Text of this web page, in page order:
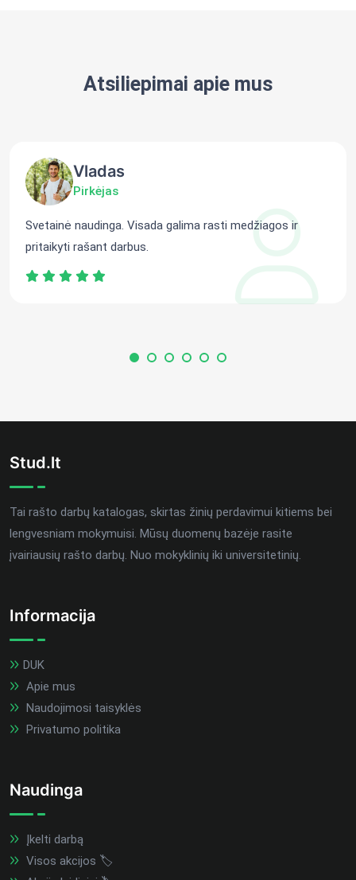
Atsiliepimai apie mus
Vladas
Pirkėjas
Svetainė naudinga. Visada galima rasti medžiagos ir
pritaikyti rašant darbus.
Stud.lt
Tai rašto darbų katalogas, skirtas žinių perdavimui kitiems bei
lengvesniam mokymuisi. Mūsų duomenų bazėje rasite
įvairiausių rašto darbų. Nuo mokyklinių iki universitetinių.
Informacija
DUK
Apie mus
Naudojimosi taisyklės
Privatumo politika
Naudinga
Įkelti darbą
Visos akcijos 🏷️